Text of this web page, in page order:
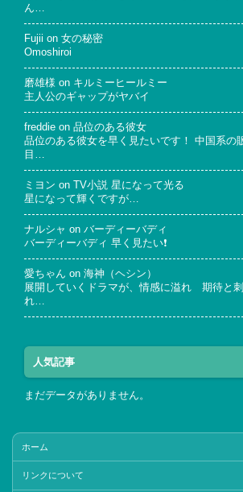
ん…
Fujii on 女の秘密
Omoshiroi
磨雄様 on キルミーヒールミー
主人公のギャップがヤバイ
freddie on 品位のある彼女
品位のある彼女を早く見たいです！ 中国系の
目…
ミヨン on
TV小説 星になって光る
星になって輝くですが…
ナルシャ on バーディーバディ
バーディーバディ 早く見たい❗
愛ちゃん on 海神（ヘシン）
展開していくドラマが、情感に溢れ 期待と
れ…
人気記事
まだデータがありません。
ホーム
リンクについて